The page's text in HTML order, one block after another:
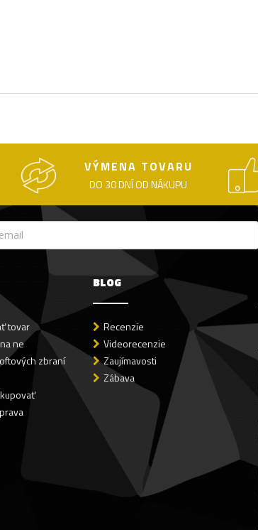
VÝMENA TOVARU
DO 30 DNÍ OD NÁKUPU
tovar
ne
zbraní
BLOG
Recenzie
Videorecenzie
Zaujímavosti
Zábava